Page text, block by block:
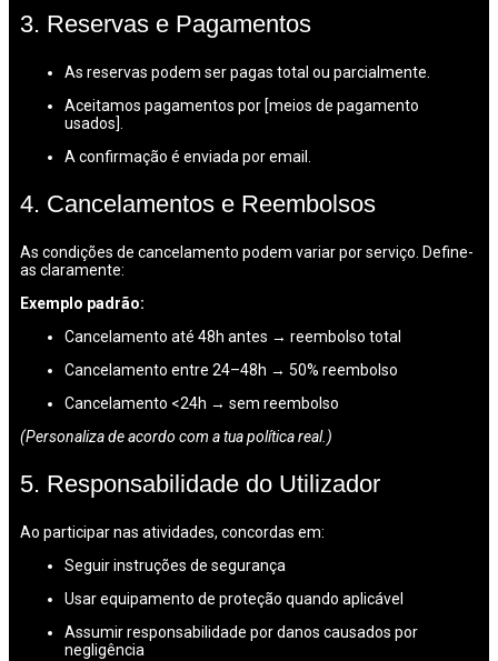
3. Reservas e Pagamentos
As reservas podem ser pagas total ou parcialmente.
Aceitamos pagamentos por [meios de pagamento
usados].
A confirmação é enviada por email.
4. Cancelamentos e Reembolsos
As condições de cancelamento podem variar por serviço. Define-
as claramente:
Exemplo padrão:
Cancelamento até 48h antes → reembolso total
Cancelamento entre 24–48h → 50% reembolso
Cancelamento <24h → sem reembolso
(Personaliza de acordo com a tua política real.)
5. Responsabilidade do Utilizador
Ao participar nas atividades, concordas em:
Seguir instruções de segurança
Usar equipamento de proteção quando aplicável
Assumir responsabilidade por danos causados por
negligência